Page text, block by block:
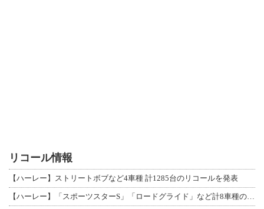
リコール情報
【ハーレー】ストリートボブなど4車種 計1285台のリコールを発表